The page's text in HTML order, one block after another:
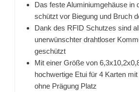
Das feste Aluminiumgehäuse in
schützt vor Biegung und Bruch
Dank des RFID Schutzes sind
unerwünschter drahtloser
geschützt
Mit einer Größe von
hochwertige Etui für 4 Karten
ohne Prägung Platz